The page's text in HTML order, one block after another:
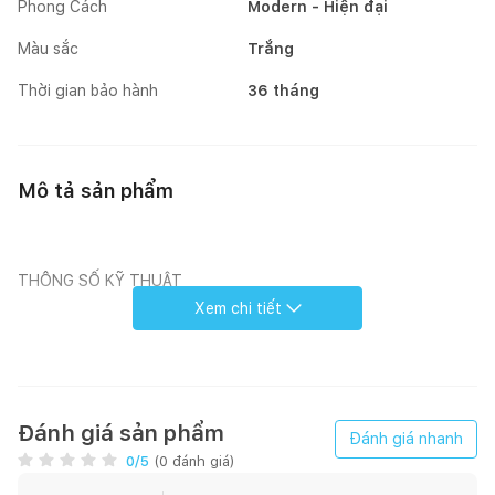
Phong Cách Modern - Hiện đại
Màu sắc Trắng
Thời gian bảo hành 36 tháng
Mô tả sản phẩm
THÔNG SỐ KỸ THUẬT
Màu sắc: Inox
8 chương trình rửa
Xem chi tiết
Đánh giá sản phẩm
0/5 (0 đánh giá)
Đánh giá nhanh